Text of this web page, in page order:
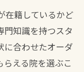
費用の抑え方
院施術の流れ
骨院とは
を選ぶ基準
在籍しているかど
門知識を持つスタ
に合わせたオーダ
える院を選ぶこ